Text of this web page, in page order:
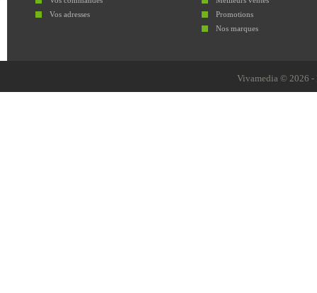
Vos adresses
Promotions
Nos marques
Vivamedia © 2026